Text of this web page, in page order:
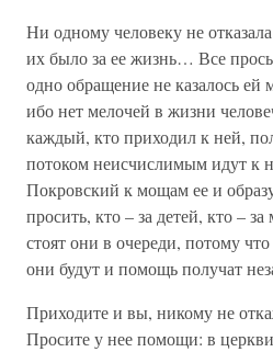
Ни одному человеку не
их было за ее жизнь… Все
одно обращение не казалось
ибо нет мелочей в жизни
каждый, кто приходил к ней,
потоком неисчислимым идут к
Покровский к мощам ее и
просить, кто – за детей, кто –
стоят они в очереди, потому
они будут и помощь получат
Приходите и вы, никому не
Просите у нее помощи: в